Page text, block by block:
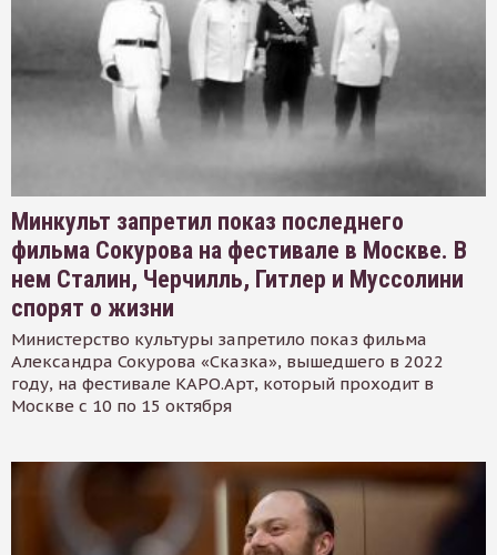
Минкульт запретил показ последнего
фильма Сокурова на фестивале в Москве. В
нем Сталин, Черчилль, Гитлер и Муссолини
спорят о жизни
Министерство культуры запретило показ фильма
Александра Сокурова «Сказка», вышедшего в 2022
году, на фестивале КАРО.Арт, который проходит в
Москве с 10 по 15 октября